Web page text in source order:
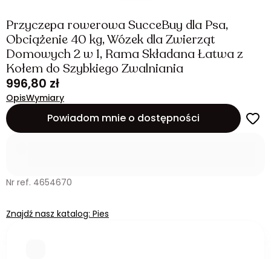
Przyczepa rowerowa SucceBuy dla Psa,
Obciążenie 40 kg, Wózek dla Zwierząt
Domowych 2 w 1, Rama Składana Łatwa z
Kołem do Szybkiego Zwalniania
996,80 zł
OpisWymiary
Powiadom mnie o dostępności
Nr ref. 4654670
Znajdź nasz katalog: Pies